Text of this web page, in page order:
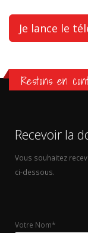
Restons en
Recevoir la
Vous souhaitez
ci-dessous.
Votre Nom*